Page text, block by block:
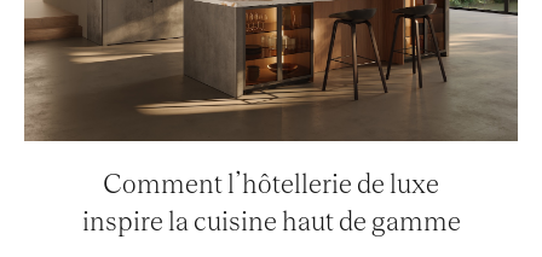
Comment l’hôtellerie de luxe
inspire la cuisine haut de gamme